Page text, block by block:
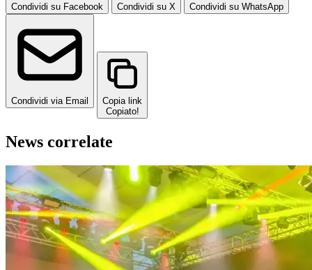
Condividi su Facebook Condividi su X Condividi su WhatsApp
Condividi via Email
Copia link
Copiato!
News correlate